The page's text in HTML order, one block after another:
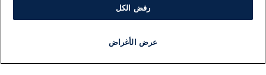
رفض الكل
عرض الأغراض